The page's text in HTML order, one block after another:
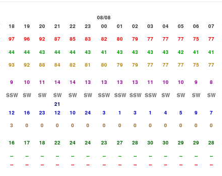
08/08
18 19 20 21 22 23 00 01 02 03 04 05 06 07
97 96 92 87 85 83 82 80 79 77 77 77 75 77
44 44 43 44 44 43 41 43 43 43 43 42 41 41
93 92 88 84 82 81 80 79 79 77 77 77 75 77
9 10 11 14 14 13 13 13 13 11 10 10 9 8
SSW SW SW SW SW SW SSW SSW SSW SSW SW SW SW SW
21
12 16 23 12 10 24 3 1 3 1 4 5 9 7
3 0 0 0 0 0 0 0 0 0 0 0 0 0
16 17 18 22 24 24 23 27 28 30 30 29 29 28
-- -- -- -- -- -- -- -- -- -- -- -- -- --
-- -- -- -- -- -- -- -- -- -- -- -- -- --